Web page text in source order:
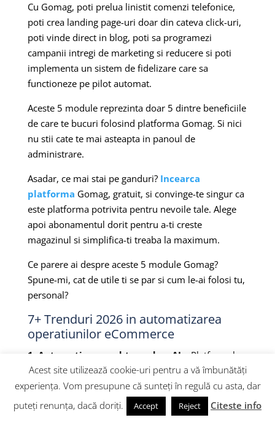
Cu Gomag, poti prelua linistit comenzi telefonice,
poti crea landing page-uri doar din cateva click-uri,
poti vinde direct in blog, poti sa programezi
campanii intregi de marketing si reducere si poti
implementa un sistem de fidelizare care sa
functioneze pe pilot automat.
Aceste 5 module reprezinta doar 5 dintre beneficiile
de care te bucuri folosind platforma Gomag. Si nici
nu stii cate te mai asteapta in panoul de
administrare.
Asadar, ce mai stai pe ganduri? Incearca
platforma Gomag, gratuit, si convinge-te singur ca
este platforma potrivita pentru nevoile tale. Alege
apoi abonamentul dorit pentru a-ti creste
magazinul si simplifica-ti treaba la maximum.
Ce parere ai despre aceste 5 module Gomag?
Spune-mi, cat de utile ti se par si cum le-ai folosi tu,
personal?
7+ Trenduri 2026 in automatizarea
operatiunilor eCommerce
1. Automatizare end-to-end cu AI – Platformele
eCommerce integreaza AI pentru automatizarea
completa a ciclului comanda-livrare: de la primirea
comenzii pana la generarea AWB-ului si notificarea
clientului, fara interventie manuala.
Acest site utilizează cookie-uri pentru a vă îmbunătăți
experiența. Vom presupune că sunteți în regulă cu asta, dar
puteți renunța, dacă doriți.
Accept Reject Citeste info